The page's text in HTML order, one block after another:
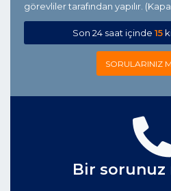
görevliler tarafından yapılır.
Son 24 saat içinde 15
SORULARINIZ
Bir sorunuz